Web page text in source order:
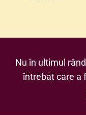
Nu în ultimul
întrebat care a